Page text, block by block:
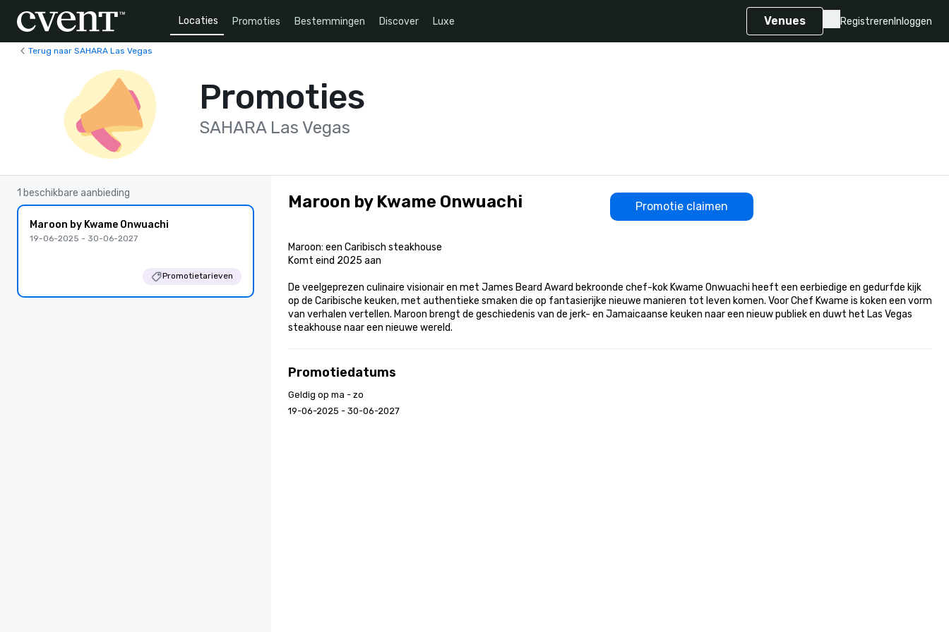
Locaties Promoties Bestemmingen Discover Luxe Venues Registreren Inloggen
Terug naar SAHARA Las Vegas
Promoties
SAHARA Las Vegas
1 beschikbare aanbieding
Maroon by Kwame Onwuachi
19-06-2025 - 30-06-2027
Promotietarieven
Maroon by Kwame Onwuachi Promotie claimen
Maroon: een Caribisch steakhouse
Komt eind 2025 aan
De veelgeprezen culinaire visionair en met James Beard Award bekroonde chef-kok Kwame Onwuachi heeft een eerbiedige en gedurfde kijk
op de Caribische keuken, met authentieke smaken die op fantasierijke nieuwe manieren tot leven komen. Voor Chef Kwame is koken een vorm
van verhalen vertellen. Maroon brengt de geschiedenis van de jerk- en Jamaicaanse keuken naar een nieuw publiek en duwt het Las Vegas
steakhouse naar een nieuwe wereld.
Promotiedatums
Geldig op ma - zo
19-06-2025 - 30-06-2027